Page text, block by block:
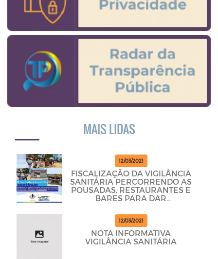
MAIS LIDAS
12/03/2021
FISCALIZAÇÃO DA VIGILÂNCIA
SANITÁRIA PERCORRENDO AS
POUSADAS, RESTAURANTES E
BARES PARA DAR
12/03/2021
NOTA INFORMATIVA
VIGILÂNCIA SANITÁRIA